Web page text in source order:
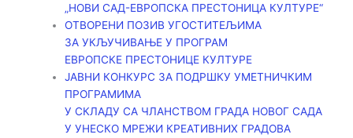
„НОВИ САД-ЕВРОПСКА ПРЕСТОНИЦА КУЛТУРЕ“
ОТВОРЕНИ ПОЗИВ УГОСТИТЕЉИМА
ЗА УКЉУЧИВАЊЕ У ПРОГРАМ
ЕВРОПСКЕ ПРЕСТОНИЦЕ КУЛТУРЕ
ЈАВНИ КОНКУРС ЗА ПОДРШКУ УМЕТНИЧКИМ
ПРОГРАМИМА
У СКЛАДУ СА ЧЛАНСТВОМ ГРАДА НОВОГ САДА
У УНЕСКО МРЕЖИ КРЕАТИВНИХ ГРАДОВА